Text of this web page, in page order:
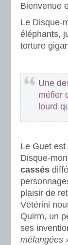
Bienvenue
Le Disque-
éléphants,
torture
Une
méfier
lourd
Le Guet
Disque-
cassés
plaisir de
Vétérini
Quirm, un
ses
mélangées